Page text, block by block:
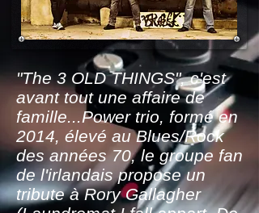
"The 3 OLD THINGS", c'est
avant tout une affaire de
famille...Power trio, formé en
2014, élevé au Blues/Rock
des années 70, le groupe fan
de l'irlandais propose un
tribute à Rory Gallagher